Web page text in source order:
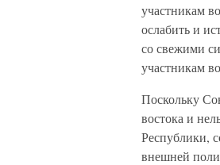
участникам
ослабить и
со свежими
участникам
Поскольку
востока и
Республики,
внешней